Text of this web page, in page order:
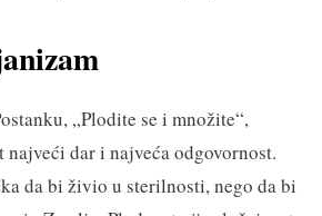
„Plodite se i množite“,
dar i najveća odgovornost.
da bi živio u sterilnosti, nego da bi